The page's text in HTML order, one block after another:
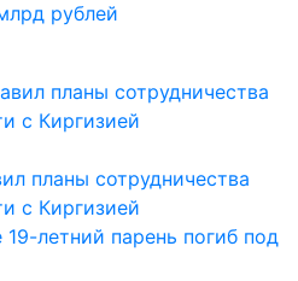
рублей
планы сотрудничества
с Киргизией